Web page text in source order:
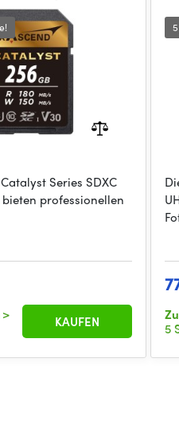
Series SDXC
professionellen
>
KAUFEN
5